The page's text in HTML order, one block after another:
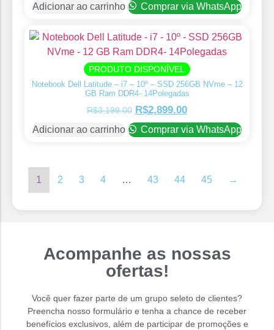
Adicionar ao carrinho Comprar via WhatsApp
PRODUTO DISPONÍVEL
Notebook Dell Latitude – i7 – 10º – SSD 256GB NVme – 12
GB Ram DDR4- 14Polegadas
R$3,199.00 R$2,899.00
Adicionar ao carrinho Comprar via WhatsApp
1 2 3 4 … 43 44 45 →
Acompanhe as nossas
ofertas!
Você quer fazer parte de um grupo seleto de clientes?
Preencha nosso formulário e tenha a chance de receber
benefícios exclusivos, além de participar de promoções e